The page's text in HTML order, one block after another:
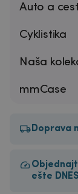
Auto a
Cyklistika
Naša
mmCase
Doprava
ešte